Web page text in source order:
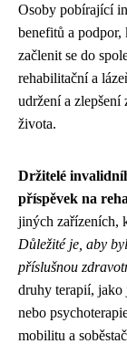
Osoby pobírající
benefitů a
začlenit se do
rehabilitační a
udržení a
života.
Držitelé
příspěvek na
jiných zařízeních,
Důležité je, aby
příslušnou
druhy terapií, jako
nebo
mobilitu a